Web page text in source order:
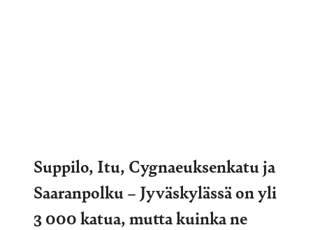
Suppilo, Itu, Cygnaeuksenkatu ja
Saaranpolku – Jyväskylässä on yli
3 000 katua, mutta kuinka ne